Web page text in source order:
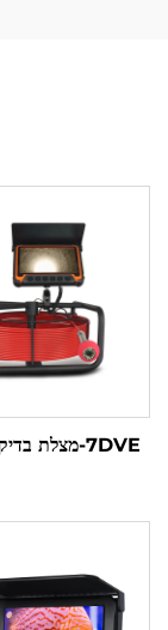
7DVE-מצלת בדיקת צינורות